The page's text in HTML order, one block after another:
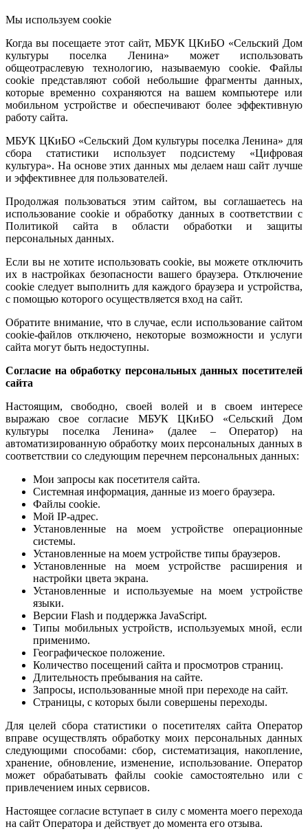
Мы используем cookie
Когда вы посещаете этот сайт, МБУК ЦКиБО «Сельский Дом
культуры поселка Ленина» может использовать
общеотраслевую технологию, называемую cookie. Файлы
cookie представляют собой небольшие фрагменты данных,
которые временно сохраняются на вашем компьютере или
мобильном устройстве и обеспечивают более эффективную
работу сайта.
МБУК ЦКиБО «Сельский Дом культуры поселка Ленина» для
сбора статистики использует подсистему «Цифровая
культура». На основе этих данных мы делаем наш сайт лучше
и эффективнее для пользователей.
Продолжая пользоваться этим сайтом, вы соглашаетесь на
использование cookie и обработку данных в соответствии с
Политикой сайта в области обработки и защиты
персональных данных.
Если вы не хотите использовать cookie, вы можете отключить
их в настройках безопасности вашего браузера. Отключение
cookie следует выполнить для каждого браузера и устройства,
с помощью которого осуществляется вход на сайт.
Обратите внимание, что в случае, если использование сайтом
cookie-файлов отключено, некоторые возможности и услуги
сайта могут быть недоступны.
Согласие на обработку персональных данных посетителей
сайта
Настоящим, свободно, своей волей и в своем интересе
выражаю свое согласие МБУК ЦКиБО «Сельский Дом
культуры поселка Ленина» (далее – Оператор) на
автоматизированную обработку моих персональных данных в
соответствии со следующим перечнем персональных данных:
Мои запросы как посетителя сайта.
Системная информация, данные из моего браузера.
Файлы cookie.
Мой IP-адрес.
Установленные на моем устройстве операционные
системы.
Установленные на моем устройстве типы браузеров.
Установленные на моем устройстве расширения и
настройки цвета экрана.
Установленные и используемые на моем устройстве
языки.
Версии Flash и поддержка JavaScript.
Типы мобильных устройств, используемых мной, если
применимо.
Географическое положение.
Количество посещений сайта и просмотров страниц.
Длительность пребывания на сайте.
Запросы, использованные мной при переходе на сайт.
Страницы, с которых были совершены переходы.
Для целей сбора статистики о посетителях сайта Оператор
вправе осуществлять обработку моих персональных данных
следующими способами: сбор, систематизация, накопление,
хранение, обновление, изменение, использование. Оператор
может обрабатывать файлы cookie самостоятельно или с
привлечением иных сервисов.
Настоящее согласие вступает в силу с момента моего перехода
на сайт Оператора и действует до момента его отзыва.